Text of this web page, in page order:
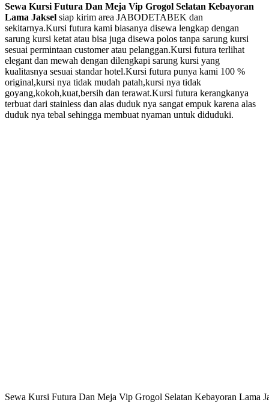
Sewa Kursi Futura Dan Meja Vip Grogol Selatan Kebayoran
Lama Jaksel siap kirim area JABODETABEK dan
sekitarnya.Kursi futura kami biasanya disewa lengkap dengan
sarung kursi ketat atau bisa juga disewa polos tanpa sarung kursi
sesuai permintaan customer atau pelanggan.Kursi futura terlihat
elegant dan mewah dengan dilengkapi sarung kursi yang
kualitasnya sesuai standar hotel.Kursi futura punya kami 100 %
original,kursi nya tidak mudah patah,kursi nya tidak
goyang,kokoh,kuat,bersih dan terawat.Kursi futura kerangkanya
terbuat dari stainless dan alas duduk nya sangat empuk karena alas
duduk nya tebal sehingga membuat nyaman untuk diduduki.
Sewa Kursi Futura Dan Meja Vip Grogol Selatan Kebayoran Lama